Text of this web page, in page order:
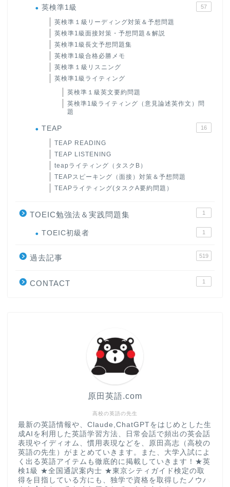
英検準1級 57
英検準１級リーディング対策＆予想問題
英検準1級面接対策・予想問題＆解説
英検準1級長文予想問題集
英検準1級合格必勝メモ
英検準１級リスニング
英検準1級ライティング
英検準１級英文要約問題
英検準1級ライティング（意見論述英作文）問
題
TEAP 16
TEAP READING
TEAP LISTENING
teapライティング（タスクB）
TEAPスピーキング（面接）対策＆予想問題
TEAPライティング(タスクA要約問題）
TOEIC勉強法＆実践問題集 1
TOEIC初級者 1
過去記事 519
CONTACT 1
高校の英語の先生
原田英語.com
最新の英語情報や、Claude,ChatGPTをはじめとした生
成AIを利用した英語学習方法、日常会話で頻出の英会話
表現やイディオム、慣用表現などを、原田高志（高校の
英語の先生）がまとめていきます。また、大学入試によ
く出る英語アイテムも徹底的に掲載していきます！★英
検1級 ★全国通訳案内士 ★東京シティガイド検定の取
得を目指している方にも、独学で資格を取得したノウハ
大学入試英語対策講座
英語名言・格言・カッコい
い英語＆素敵な英文フレー
CONTACT